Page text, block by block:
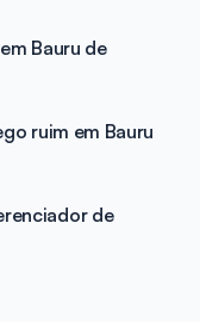
Bauru de
ruim em Bauru
de